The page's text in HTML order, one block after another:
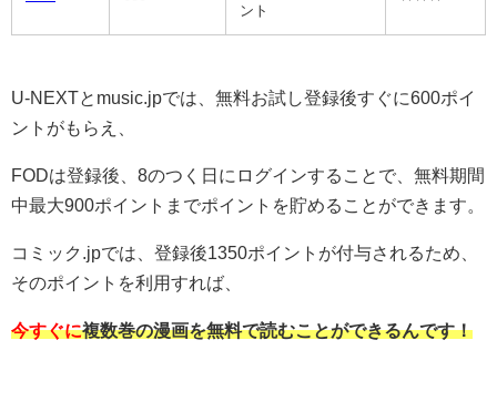
ント
U-NEXTとmusic.jpでは、無料お試し登録後すぐに600ポイ
ントがもらえ、
FODは登録後、8のつく日にログインすることで、無料期間
中最大900ポイントまでポイントを貯めることができます。
コミック.jpでは、登録後1350ポイントが付与されるため、
そのポイントを利用すれば、
今すぐに複数巻の漫画を無料で読むことができるんです！